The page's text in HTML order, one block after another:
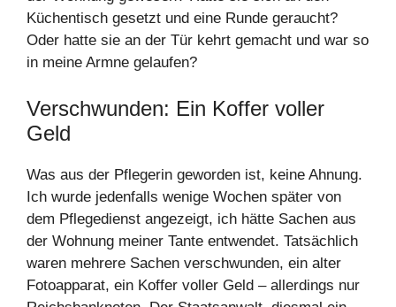
Küchentisch gesetzt und eine Runde geraucht?
Oder hatte sie an der Tür kehrt gemacht und war so
in meine Armne gelaufen?
Verschwunden: Ein Koffer voller
Geld
Was aus der Pflegerin geworden ist, keine Ahnung.
Ich wurde jedenfalls wenige Wochen später von
dem Pflegedienst angezeigt, ich hätte Sachen aus
der Wohnung meiner Tante entwendet. Tatsächlich
waren mehrere Sachen verschwunden, ein alter
Fotoapparat, ein Koffer voller Geld – allerdings nur